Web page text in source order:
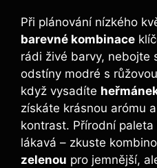
Při plánování nízkého
barevné kombinace
rádi živé barvy, nebojte
odstíny modré s
když vysadíte
získáte krásnou arómu
kontrast. Přírodní
lákavá – zkuste
zelenou pro jemnější,